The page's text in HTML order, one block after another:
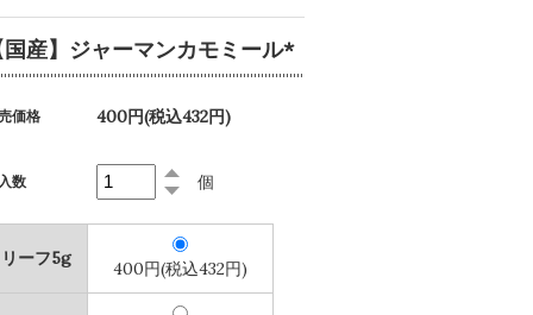
国産】ジャーマンカモミール*
価格 400円(税込432円)
数 個
リーフ5g 400円(税込432円)